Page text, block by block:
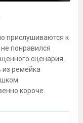
прислушиваются к
понравился
сценария.
ремейка
короче.